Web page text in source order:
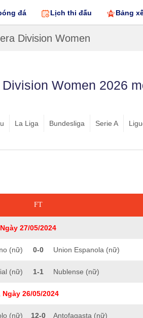
đá Lịch thi đấu Bảng
Division Women
Women 2026
La Liga Bundesliga Serie A
FT
27/05/2024
(nữ) 0-0 Union Espanola (nữ)
(nữ) 1-1 Nublense (nữ)
26/05/2024
(nữ) 12-0 Antofagasta (nữ)